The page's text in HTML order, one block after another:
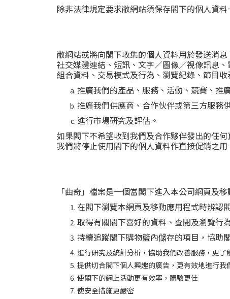
除非法律規定要求敝網站須保存閣下的個人資
敝網站或將向閣下收集的個人資料用於發送消
社交媒體連結、短訊、文字／圖像／視像訊息
組合資料、交易模式及行為、瀏覽紀錄、節目
推廣我們的產品、服務、活動、競賽、推
推廣我們供應商、合作伙伴或第三方服務
進行市場研究及評估。
如果閣下不希望收到我們及合作夥伴發出的任
我們將停止使用閣下的個人資料作直接促銷之
「曲奇」檔案是一個當閣下進入本公司網頁及
在閣下瀏覽本網頁及移動應用程式時辨認
取得有關閣下喜好的資料、查閱及瀏覽行
持續追蹤閣下購物籃內儲存的項目，協助
進行研究及統計分析，協助我們改善服務，更
提供切合閣下個人興趣的廣告，更有效地進行
使閣下的網上活動更有效率，體驗更佳
使安全措施更嚴密